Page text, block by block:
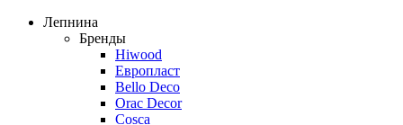
Лепнина
Бренды
Hiwood
Европласт
Bello Deco
Orac Decor
Cosca